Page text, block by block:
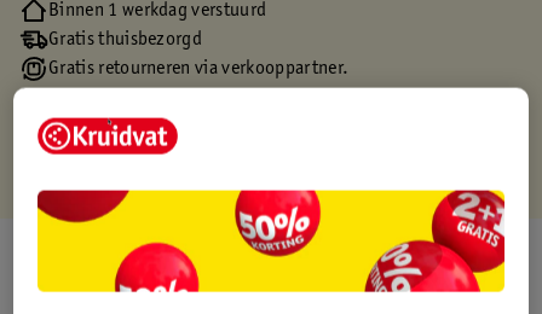
Binnen 1 werkdag verstuurd
Gratis thuisbezorgd
Gratis retourneren via verkooppartner.
Over dit product